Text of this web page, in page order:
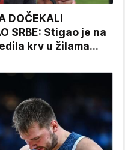
DOČEKALI
SRBE: Stigao je na
krv u žilama...